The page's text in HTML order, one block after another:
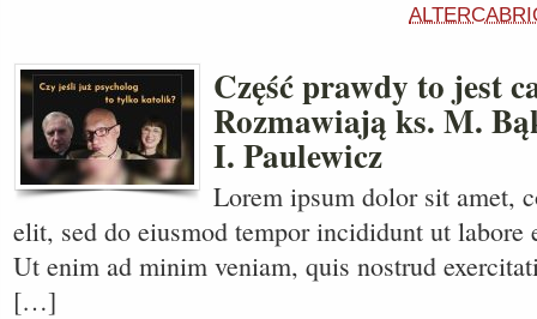
Część prawdy to jest
Rozmawiają ks. M.
I. Paulewicz
Lorem ipsum dolor sit amet,
elit, sed do eiusmod tempor incididunt ut labore
Ut enim ad minim veniam, quis nostrud
[…]